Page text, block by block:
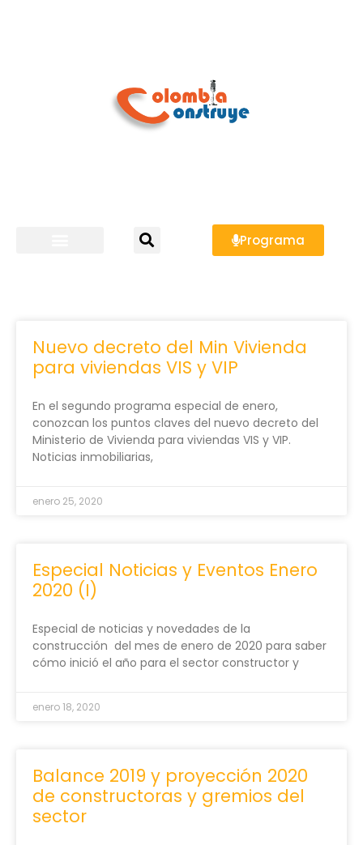
Programa
Nuevo decreto del Min Vivienda
para viviendas VIS y VIP
En el segundo programa especial de enero,
conozcan los puntos claves del nuevo decreto del
Ministerio de Vivienda para viviendas VIS y VIP.
Noticias inmobiliarias,
enero 25, 2020
Especial Noticias y Eventos Enero
2020 (I)
Especial de noticias y novedades de la
construcción del mes de enero de 2020 para saber
cómo inició el año para el sector constructor y
enero 18, 2020
Balance 2019 y proyección 2020
de constructoras y gremios del
sector